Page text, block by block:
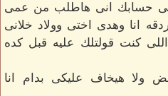
حسابك انى هاطلب من عمى
انا وهدى اختى وولاد خلانى
اللى كنت قولتلك عليه قبل كده
ولا هيخاف عليكى بدام انا